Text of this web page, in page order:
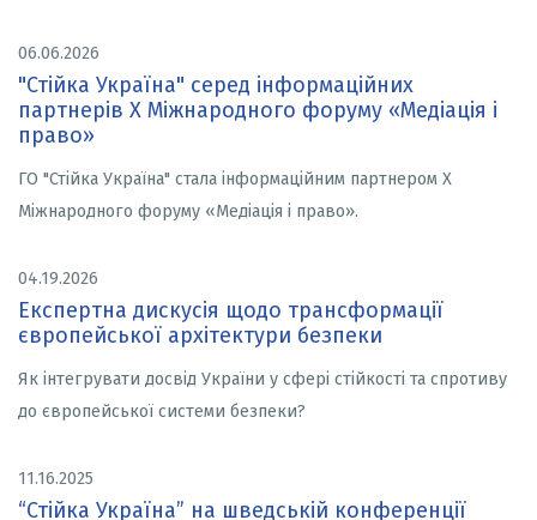
06.06.2026
"Стійка Україна" серед інформаційних
партнерів X Міжнародного форуму «Медіація і
право»
ГО "Стійка Україна" стала інформаційним партнером X
Міжнародного форуму «Медіація і право».
04.19.2026
Експертна дискусія щодо трансформації
європейської архітектури безпеки
Як інтегрувати досвід України у сфері стійкості та спротиву
до європейської системи безпеки?
11.16.2025
“Стійка Україна” на шведській конференції